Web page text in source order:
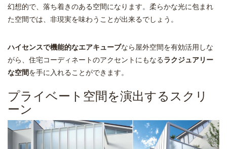
幻想的で、落ち着きのある空間になります。柔らかな光に包まれ
た空間では、非現実を味わうことが出来るでしょう。
ハイセンスで機能的なエアキューブなら屋外空間を有効活用しな
がら、住宅コーディネートのアクセントにもなるラクジュアリー
な空間を手に入れることができます。
プライベート空間を演出するスクリ
ーン